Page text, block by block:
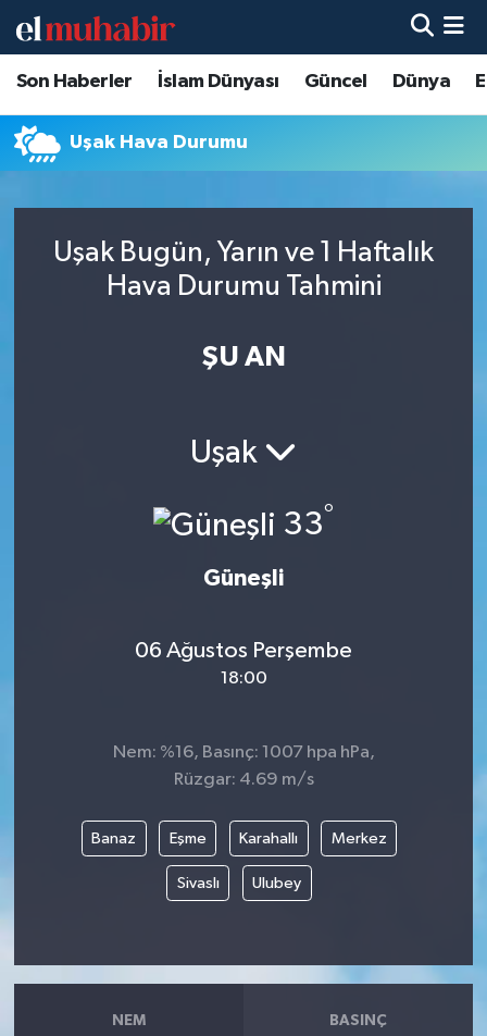
Son Haberler İslam Dünyası Güncel Dünya
Uşak Hava Durumu
Uşak Bugün, Yarın ve 1 Haftalık
Hava Durumu Tahmini
ŞU AN
Uşak
33°
Güneşli
06 Ağustos Perşembe
18:00
Nem: %16, Basınç: 1007 hpa hPa,
Rüzgar: 4.69 m/s
Banaz Eşme Karahallı Merkez
Sivaslı Ulubey
NEM BASINÇ
Hava Durumu
Trafik Durumu
Tüm Manşetler